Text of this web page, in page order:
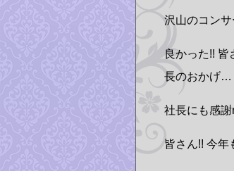
沢山のコン
良かった!!
長のおかげ…
社長にも感
皆さん!! 今